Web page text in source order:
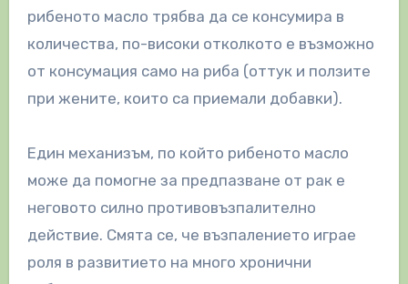
рибеното масло трябва да се консумира в
количества, по-високи отколкото е възможно
от консумация само на риба (оттук и ползите
при жените, които са приемали добавки).
Един механизъм, по който рибеното масло
може да помогне за предпазване от рак е
неговото силно противовъзпалително
действие. Смята се, че възпалението играе
роля в развитието на много хронични